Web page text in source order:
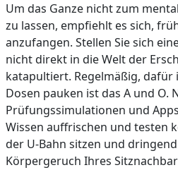
Um das Ganze nicht zum
zu lassen, empfiehlt es sich,
anzufangen. Stellen Sie sich
nicht direkt in die Welt der
katapultiert. Regelmäßig, dafür
Dosen pauken ist das A und O.
Prüfungssimulationen und
Wissen auffrischen und testen
der U-Bahn sitzen und
Körpergeruch Ihres